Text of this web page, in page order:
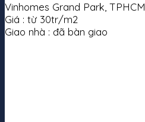
Vinhomes Grand Park, TPHCM
Giá : từ 30tr/m2
Giao nhà : đã bàn giao